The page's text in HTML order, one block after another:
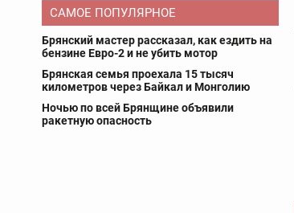
САМОЕ ПОПУЛЯРНОЕ
Брянский мастер рассказал, как ездить на
бензине Евро-2 и не убить мотор
Брянская семья проехала 15 тысяч
километров через Байкал и Монголию
Ночью по всей Брянщине объявили
ракетную опасность